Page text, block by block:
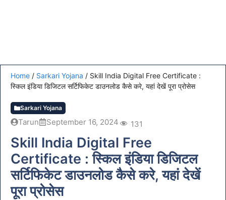
Home / Sarkari Yojana / Skill India Digital Free Certificate :
स्किल इंडिया डिजिटल सर्टिफिकेट डाउनलोड कैसे करे, यहां देखें पूरा प्रोसेस
Sarkari Yojana
Tarun September 16, 2024 131
Skill India Digital Free
Certificate : स्किल इंडिया डिजिटल
सर्टिफिकेट डाउनलोड कैसे करे, यहां देखें
पूरा प्रोसेस